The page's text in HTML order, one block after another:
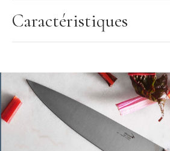
boite)
Caractéristiques